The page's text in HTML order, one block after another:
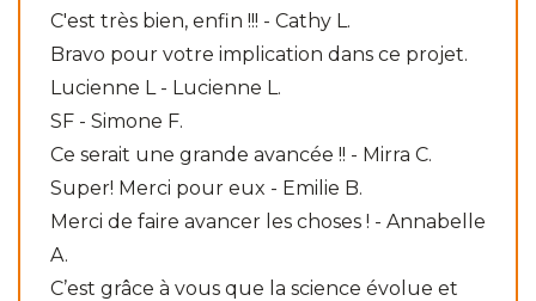
C'est très bien, enfin !!! - Cathy L.
Bravo pour votre implication dans ce projet.
Lucienne L - Lucienne L.
SF - Simone F.
Ce serait une grande avancée !! - Mirra C.
Super! Merci pour eux - Emilie B.
Merci de faire avancer les choses ! - Annabelle
A.
C’est grâce à vous que la science évolue et